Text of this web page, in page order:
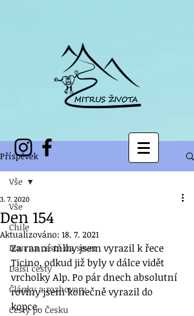
Příspěvek
Vše
Chile
Ivan na cestě na sever
Další cesty
Články a rozhovory
Cesty po Česku
Vše
Den 154
3. 7. 2020
Aktualizováno: 18. 7. 2021
Za ranní mlhy jsem vyrazil k řece
Ticino, odkud již byly v dálce vidět
vrcholky Alp. Po pár dnech absolutní
roviny jsem konečně vyrazil do
kopce.